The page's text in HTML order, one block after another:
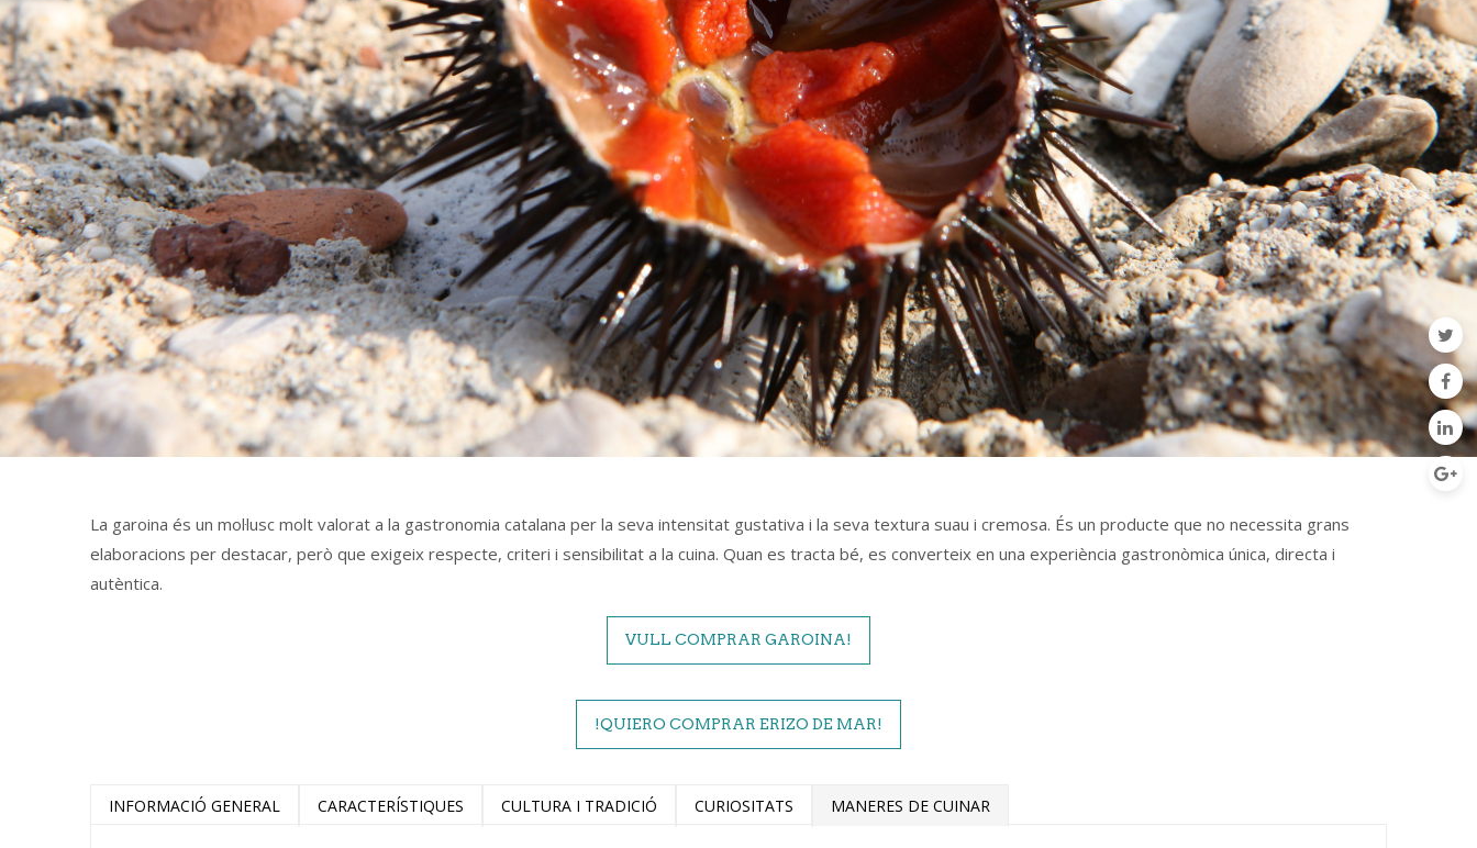
La garoina és un mol·lusc molt valorat a la gastronomia catalana per la seva intensitat gustativa i la seva textura suau i cremosa. És un producte que no necessita grans
elaboracions per destacar, però que exigeix respecte, criteri i sensibilitat a la cuina. Quan es tracta bé, es converteix en una experiència gastronòmica única, directa i
autèntica.
VULL COMPRAR GAROINA!
!QUIERO COMPRAR ERIZO DE MAR!
INFORMACIÓ GENERAL CARACTERÍSTIQUES CULTURA I TRADICIÓ CURIOSITATS MANERES DE CUINAR